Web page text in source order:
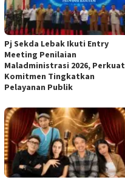
Pj Sekda Lebak Ikuti Entry
Meeting Penilaian
Maladministrasi 2026, Perkuat
Komitmen Tingkatkan
Pelayanan Publik